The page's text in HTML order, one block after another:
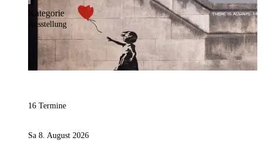
Kategorie
Ausstellung
16 Termine
Sa 8. August 2026